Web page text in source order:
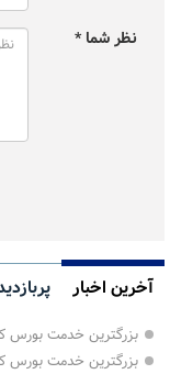
نظر شما *
آخرین اخبار
بزرگترین خدمت بورس
بزرگترین خدمت بورس